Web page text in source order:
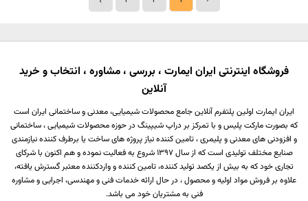
فروشگاه اینترنتی ایران ایمارت ، بررسی ، مشاوره ، انتخاب و خرید
آنلاین
ایران ایمارت اولین پلتفرم آنلاین جامع محصولات شیمیایی، معدنی و ساختمانی ایران است
که بصورت مارکت پلیس و با تمرکز بر دراپ شیپینگ در حوزه محصولات شیمیایی ، ساختمانی
و افزودنی های معدنی و پلیمری ، تامین کننده نیاز پروژه های ساخت یا برطرف کننده نیازمندی
صنایع مختلف تولیدی است که از سال 1397 شروع به فعالیت نموده و هم اکنون با شرکای
تجاری خود که به بیش از یکصد تولید کننده، تامین کننده و واردکننده معتبر گسترش یافته،
علاوه بر فروش مواد اولیه و محصول ، در حال ارائه خدمات فنی و مهندسی، اجرایی و مشاوره
فنی به مشتریان خود می باشد.